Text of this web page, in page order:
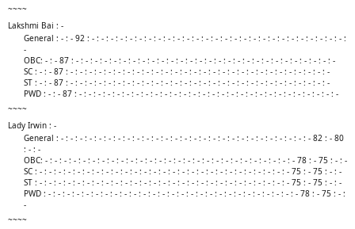
~~~~
Lakshmi Bai : -
General : - : - 92 : - : - : - : - : - : - : - : - : - : - : - : - : - : - : - : - : - : - : - : - : - : - : - : - : - : - : - :
-
OBC: - : - 87 : - : - : - : - : - : - : - : - : - : - : - : - : - : - : - : - : - : - : - : - : - : - : - : - : - : - : - : -
SC : - : - 87 : - : - : - : - : - : - : - : - : - : - : - : - : - : - : - : - : - : - : - : - : - : - : - : - : - : - : - : -
ST : - : - 87 : - : - : - : - : - : - : - : - : - : - : - : - : - : - : - : - : - : - : - : - : - : - : - : - : - : - : - : -
PWD : - : - 87 : - : - : - : - : - : - : - : - : - : - : - : - : - : - : - : - : - : - : - : - : - : - : - : - : - : - : - : -​
~~~~
Lady Irwin : -
General : - : - : - : - : - : - : - : - : - : - : - : - : - : - : - : - : - : - : - : - : - : - : - : - : - : - : - 82 : - 80
: - : -
OBC: - : - : - : - : - : - : - : - : - : - : - : - : - : - : - : - : - : - : - : - : - : - : - : - : - : - : - 78 : - 75 : - : -
SC : - : - : - : - : - : - : - : - : - : - : - : - : - : - : - : - : - : - : - : - : - : - : - : - : - : - : - 75 : - 75 : - : -
ST : - : - : - : - : - : - : - : - : - : - : - : - : - : - : - : - : - : - : - : - : - : - : - : - : - : - : - 75 : - 75 : - : -
PWD : - : - : - : - : - : - : - : - : - : - : - : - : - : - : - : - : - : - : - : - : - : - : - : - : - : - : - 78 : - 75 : - :
-​
~~~~